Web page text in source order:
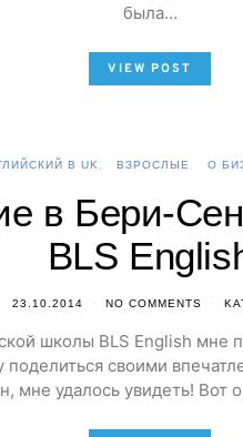
была…
VIEW POST
В UK ВЗРОСЛЫЕ О
в Бери-
BLS
23.10.2014 NO COMMENTS
школы BLS English мне
своими
мне удалось увидеть! Вот